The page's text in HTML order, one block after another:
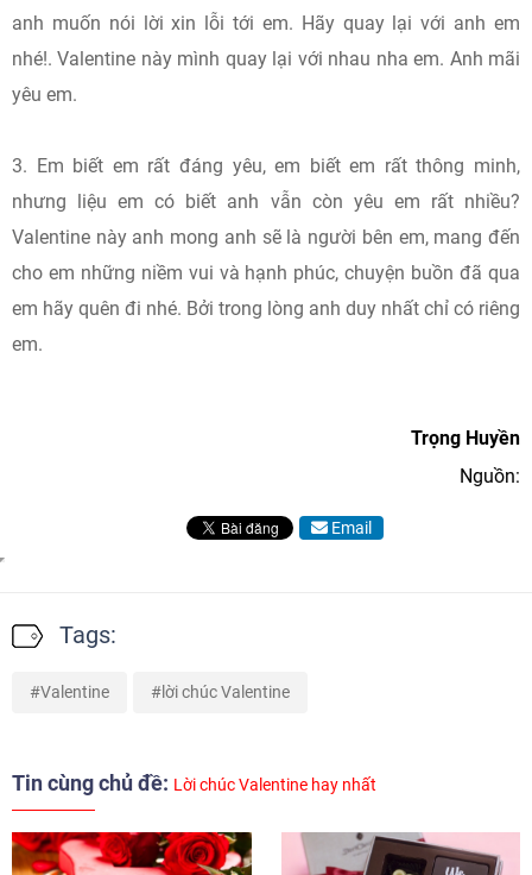
anh muốn nói lời xin lỗi tới em. Hãy quay lại với anh em
nhé!. Valentine này mình quay lại với nhau nha em. Anh mãi
yêu em.
3. Em biết em rất đáng yêu, em biết em rất thông minh,
nhưng liệu em có biết anh vẫn còn yêu em rất nhiều?
Valentine này anh mong anh sẽ là người bên em, mang đến
cho em những niềm vui và hạnh phúc, chuyện buồn đã qua
em hãy quên đi nhé. Bởi trong lòng anh duy nhất chỉ có riêng
em.
Trọng Huyền
Nguồn:
Email
Tags:
Valentine lời chúc Valentine
Tin cùng chủ đề: Lời chúc Valentine hay nhất